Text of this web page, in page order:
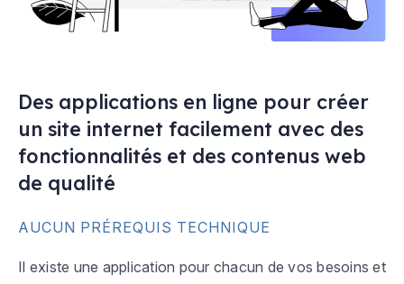
Des applications en ligne pour créer
un site internet facilement avec des
fonctionnalités et des contenus web
de qualité
AUCUN PRÉREQUIS TECHNIQUE
Il existe une application pour chacun de vos besoins et